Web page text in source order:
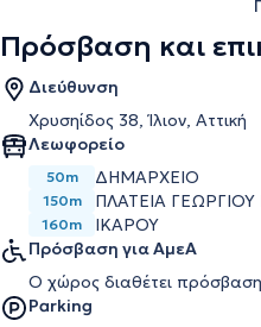
Πρόσβαση και
Διεύθυνση
Χρυσηίδος 38, Ίλιον, Αττική
Λεωφορείο
50m ΔΗΜΑΡΧΕΙΟ
150m ΠΛΑΤΕΙΑ
160m
ΙΚΑΡΟΥ
Πρόσβαση για ΑμεΑ
Ο χώρος διαθέτει
Parking